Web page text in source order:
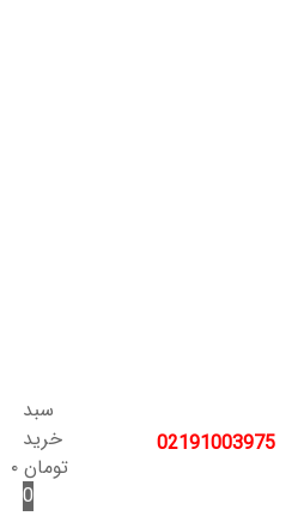
02191003975
سبد
خرید
تومان۰
0